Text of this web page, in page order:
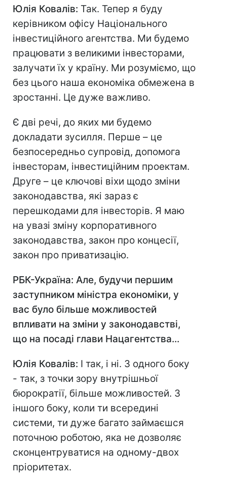
Юлія Ковалів: Так. Тепер я буду
керівником офісу Національного
інвестиційного агентства. Ми будемо
працювати з великими інвесторами,
залучати їх у країну. Ми розуміємо, що
без цього наша економіка обмежена в
зростанні. Це дуже важливо.
Є дві речі, до яких ми будемо
докладати зусилля. Перше – це
безпосередньо супровід, допомога
інвесторам, інвестиційним проектам.
Друге – це ключові віхи щодо зміни
законодавства, які зараз є
перешкодами для інвесторів. Я маю
на увазі зміну корпоративного
законодавства, закон про концесії,
закон про приватизацію.
РБК-Україна: Але, будучи першим
заступником міністра економіки, у
вас було більше можливостей
впливати на зміни у законодавстві,
що на посаді глави Нацагентства...
Юлія Ковалів: І так, і ні. З одного боку
- так, з точки зору внутрішньої
бюрократії, більше можливостей. З
іншого боку, коли ти всередині
системи, ти дуже багато займаєшся
поточною роботою, яка не дозволяє
сконцентруватися на одному-двох
пріоритетах.